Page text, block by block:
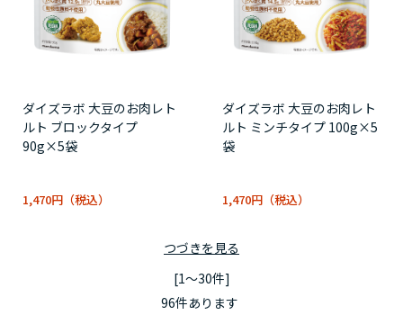
ダイズラボ 大豆のお肉レト
ルト ブロックタイプ
90g×5袋
1,470円
ダイズラボ 大豆のお肉レト
ルト ミンチタイプ 100g×5
袋
1,470円
つづきを見る
[1～30件]
96件あります